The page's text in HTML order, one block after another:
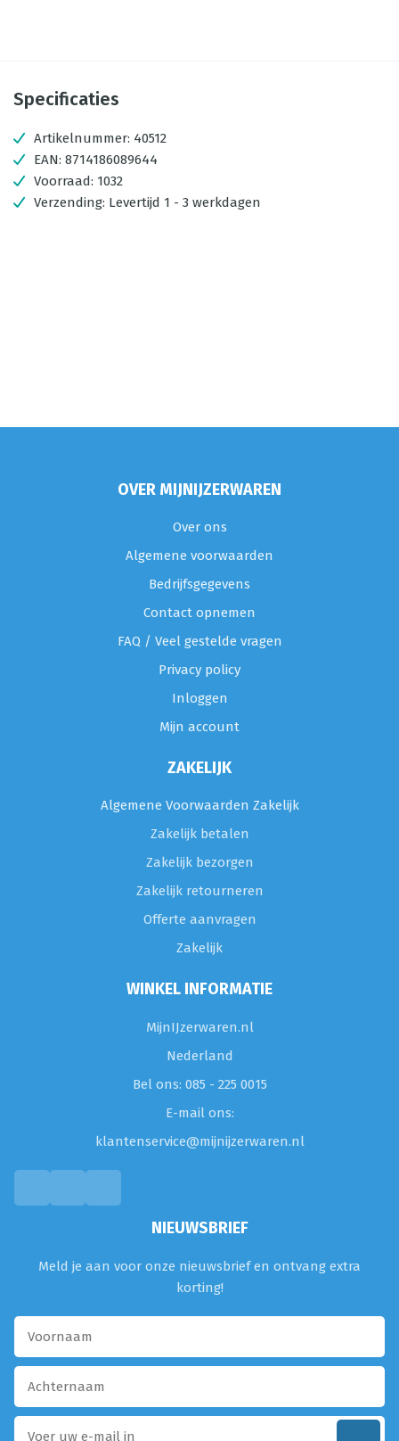
Specificaties
Artikelnummer: 40512
EAN: 8714186089644
Voorraad: 1032
Verzending: Levertijd 1 - 3 werkdagen
OVER MIJNIJZERWAREN
Over ons
Algemene voorwaarden
Bedrijfsgegevens
Contact opnemen
FAQ / Veel gestelde vragen
Privacy policy
Inloggen
Mijn account
ZAKELIJK
Algemene Voorwaarden Zakelijk
Zakelijk betalen
Zakelijk bezorgen
Zakelijk retourneren
Offerte aanvragen
Zakelijk
WINKEL INFORMATIE
MijnIJzerwaren.nl
Nederland
Bel ons: 085 - 225 0015
E-mail ons:
klantenservice@mijnijzerwaren.nl
NIEUWSBRIEF
Meld je aan voor onze nieuwsbrief en ontvang extra
korting!